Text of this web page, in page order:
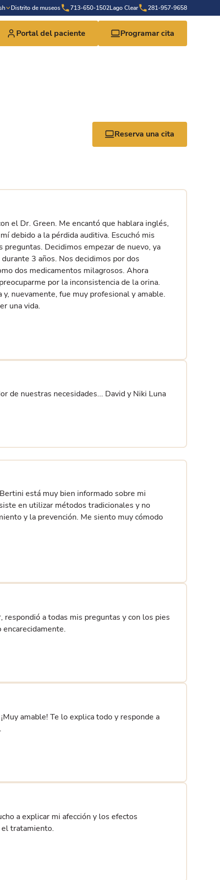
Distrito de museos 713-650-1502Lago Clear 281-957-9658
Portal del paciente Programar cita
Reserva una cita
el Dr. Green. Me encantó que hablara inglés,
debido a la pérdida auditiva. Escuchó mis
Decidimos empezar de nuevo, ya
3 años. Nos decidimos por dos
dos medicamentos milagrosos. Ahora
por la inconsistencia de la orina.
nuevamente, fue muy profesional y amable.
una vida.
de nuestras necesidades... David y Niki Luna
está muy bien informado sobre mi
en utilizar métodos tradicionales y no
y la prevención. Me siento muy cómodo
respondió a todas mis preguntas y con los pies
amable! Te lo explica todo y responde a
a explicar mi afección y los efectos
el tratamiento.